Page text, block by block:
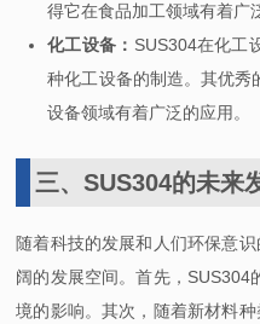
得它在食品加工领域有着广
化工设备： SUS304在化工
种化工设备的制造。其优秀
设备领域有着广泛的应用。
三、SUS304的未来
随着科技的发展和人们环保意
阔的发展空间。首先，SUS304
境的影响。其次，随着新材料